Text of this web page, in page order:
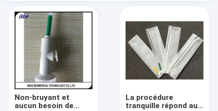
Non-bruyant et
aucun besoin de
La procédure
tranquille répond aux